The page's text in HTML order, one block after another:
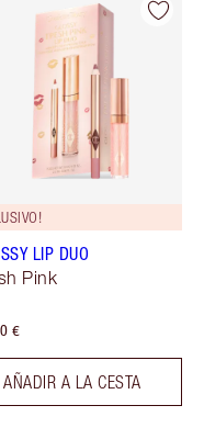
LIP DUO
Pink
€
AÑADIR A LA CESTA